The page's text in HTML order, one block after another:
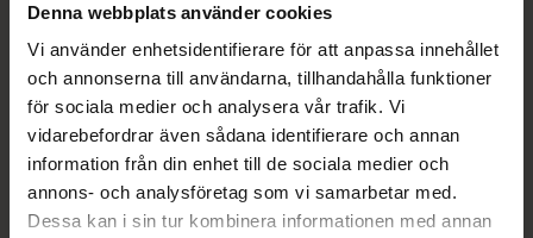
Denna webbplats använder cookies
Vi använder enhetsidentifierare för att anpassa innehållet
och annonserna till användarna, tillhandahålla funktioner
för sociala medier och analysera vår trafik. Vi
vidarebefordrar även sådana identifierare och annan
information från din enhet till de sociala medier och
annons- och analysföretag som vi samarbetar med.
Dessa kan i sin tur kombinera informationen med annan
Aktuella erbjudanden
Beskrivning
EAN:07046260100032